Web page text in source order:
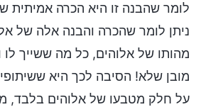
לומר שהבנה זו היא הכרה אמיתית
ניתן לומר שהכרה והבנה אלה של
מהותו של אלוהים, כל מה ששייך לו
מובן שלא! הסיבה לכך היא
על חלק מטבעו של אלוהים בלבד,